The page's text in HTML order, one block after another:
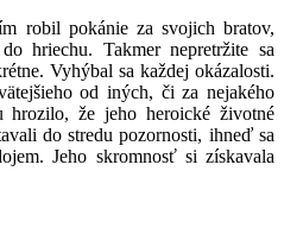
robil pokánie za svojich bratov,
hriechu. Takmer nepretržite sa
Vyhýbal sa každej okázalosti.
od iných, či za nejakého
že jeho heroické životné
do stredu pozornosti, ihneď sa
Jeho skromnosť si získavala